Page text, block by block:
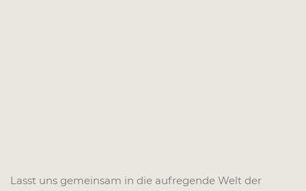
Lasst uns gemeinsam in die aufregende Welt der